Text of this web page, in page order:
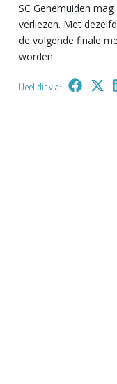
SC Genemuiden
verliezen. Met
de volgende finale
worden.
Deel dit via: